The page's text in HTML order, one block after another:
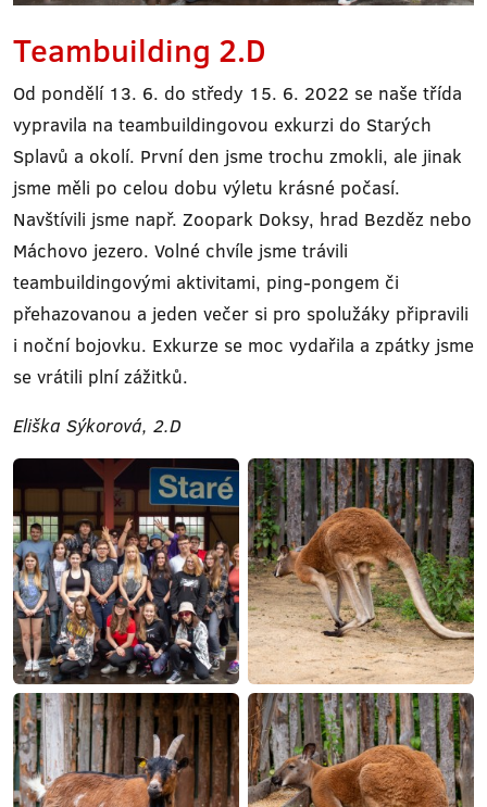
Teambuilding 2.D
Od pondělí 13. 6. do středy 15. 6. 2022 se naše třída
vypravila na teambuildingovou exkurzi do Starých
Splavů a okolí. První den jsme trochu zmokli, ale jinak
jsme měli po celou dobu výletu krásné počasí.
Navštívili jsme např. Zoopark Doksy, hrad Bezděz nebo
Máchovo jezero. Volné chvíle jsme trávili
teambuildingovými aktivitami, ping-pongem či
přehazovanou a jeden večer si pro spolužáky připravili
i noční bojovku. Exkurze se moc vydařila a zpátky jsme
se vrátili plní zážitků.
Eliška Sýkorová, 2.D